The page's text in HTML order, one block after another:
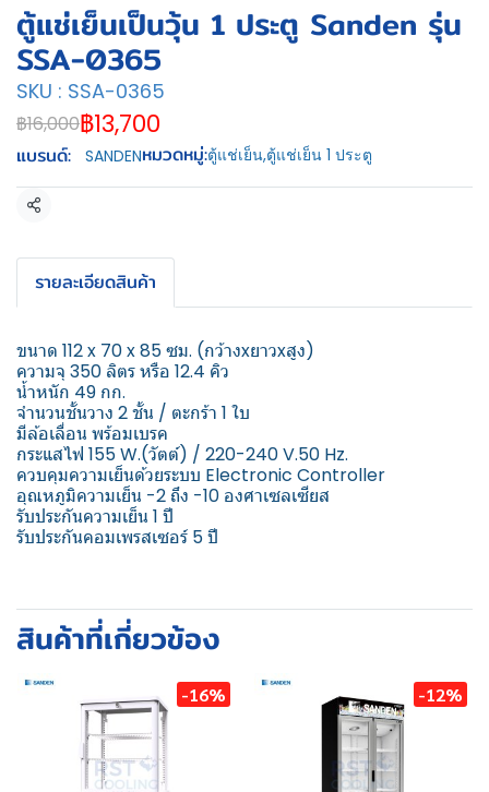
ตู้แช่เย็นเป็นวุ้น 1 ประตู Sanden รุ่น
SSA-0365
SKU : SSA-0365
฿16,000฿13,700
แบรนด์: SANDENหมวดหมู่:ตู้แช่เย็น,ตู้แช่เย็น 1 ประตู
แชร์
รายละเอียดสินค้า
ขนาด 112 x 70 x 85 ซม. (กว้างxยาวxสูง)
ความจุ 350 ลิตร หรือ 12.4 คิว
น้ำหนัก 49 กก.
จำนวนชั้นวาง 2 ชั้น / ตะกร้า 1 ใบ
มีล้อเลื่อน พร้อมเบรค
กระแสไฟ 155 W.(วัตต์) / 220-240 V.50 Hz.
ควบคุมความเย็นด้วยระบบ Electronic Controller
อุณหภูมิความเย็น -2 ถึง -10 องศาเซลเซียส
รับประกันความเย็น 1 ปี
รับประกันคอมเพรสเซอร์ 5 ปี
สินค้าที่เกี่ยวข้อง
-16% -12%